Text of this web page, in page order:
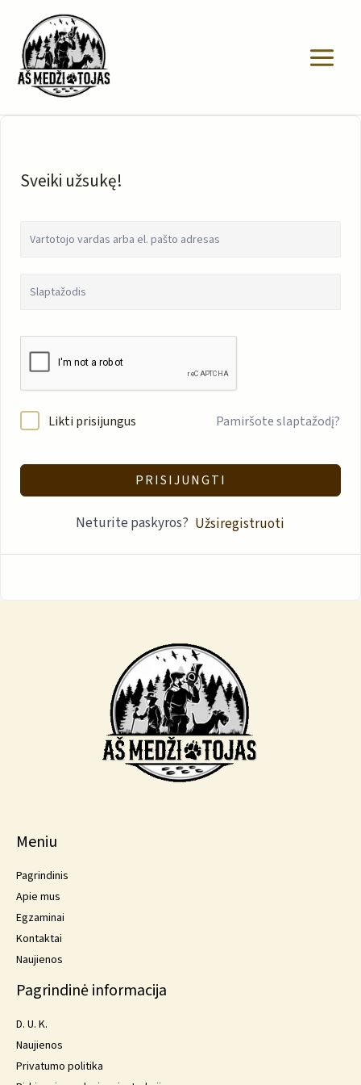
turinio
Sveiki užsukę!
Likti prisijungus Pamiršote slaptažodį?
PRISIJUNGTI
Neturite paskyros? Užsiregistruoti
Meniu
Pagrindinis
Apie mus
Egzaminai
Kontaktai
Naujienos
Pagrindinė informacija
D. U. K.
Naujienos
Privatumo politika